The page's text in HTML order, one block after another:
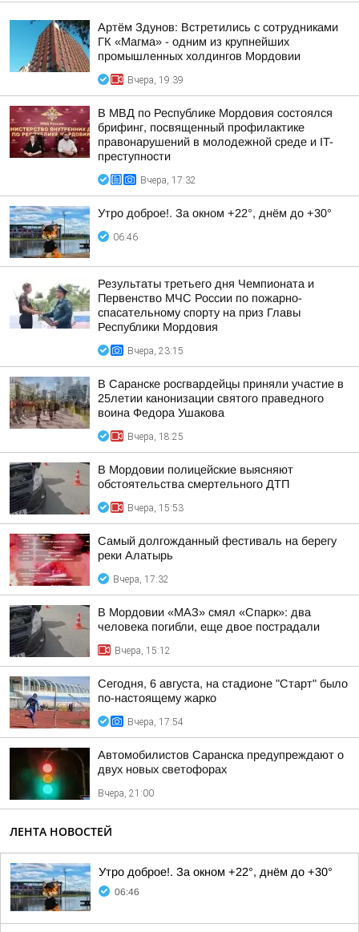
Артём Здунов: Встретились с сотрудниками
ГК «Магма» - одним из крупнейших
промышленных холдингов Мордовии
Вчера, 19:39
В МВД по Республике Мордовия состоялся
брифинг, посвященный профилактике
правонарушений в молодежной среде и IT-
преступности
Вчера, 17:32
Утро доброе!. За окном +22°, днём до +30°
06:46
Результаты третьего дня Чемпионата и
Первенство МЧС России по пожарно-
спасательному спорту на приз Главы
Республики Мордовия
Вчера, 23:15
В Саранске росгвардейцы приняли участие в
25летии канонизации святого праведного
воина Федора Ушакова
Вчера, 18:25
В Мордовии полицейские выясняют
обстоятельства смертельного ДТП
Вчера, 15:53
Самый долгожданный фестиваль на берегу
реки Алатырь
Вчера, 17:32
В Мордовии «МАЗ» смял «Спарк»: два
человека погибли, еще двое пострадали
Вчера, 15:12
Сегодня, 6 августа, на стадионе "Старт" было
по-настоящему жарко
Вчера, 17:54
Автомобилистов Саранска предупреждают о
двух новых светофорах
Вчера, 21:00
ЛЕНТА НОВОСТЕЙ
Утро доброе!. За окном +22°, днём до +30°
06:46